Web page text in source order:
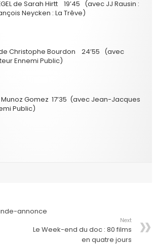
de Sarah Hirtt 19’45 (avec JJ Rausin :
Neycken : La Trêve)
de Christophe Bourdon 24’55 (avec
Ennemi Public)
Gomez 17’35 (avec Jean-Jacques
Public)
annonce
Next
Le Week-end du doc : 80 films
en quatre jours